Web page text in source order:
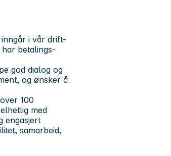
i vår drift-
betalings-
god dialog og
og ønsker å
100
med
engasjert
samarbeid,